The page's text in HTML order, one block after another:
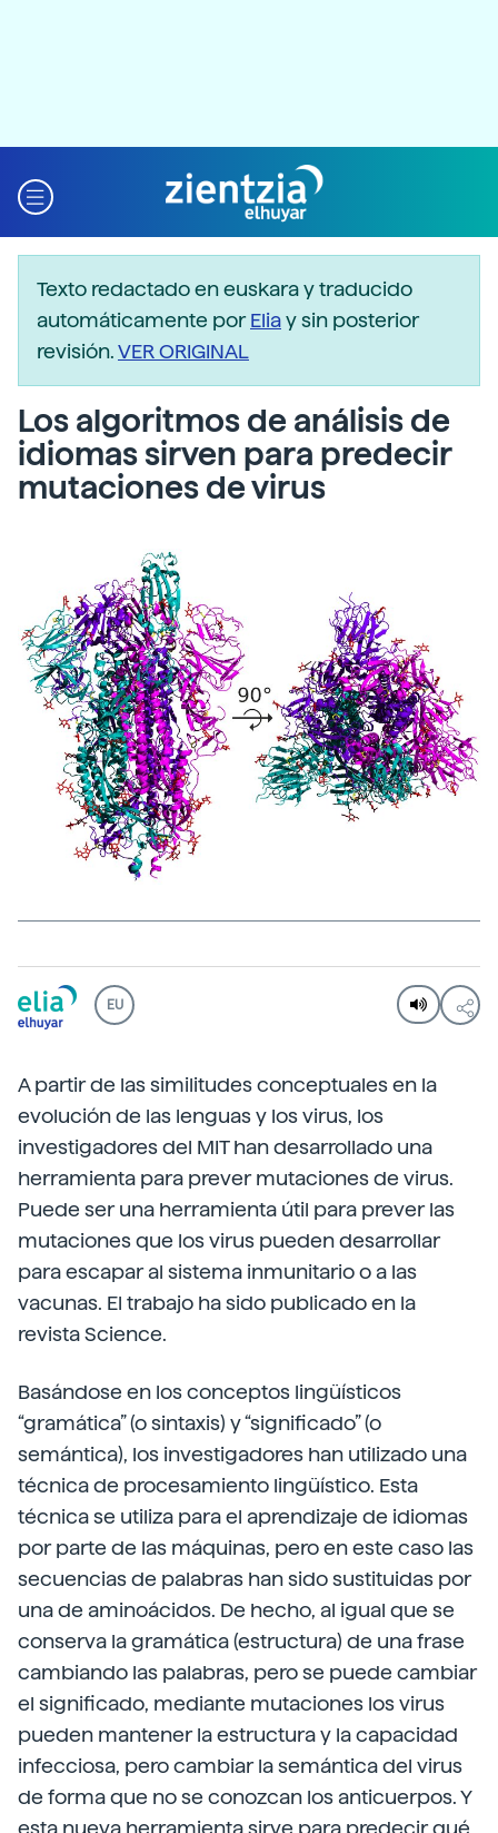
Texto redactado en euskara y traducido
automáticamente porEliay sin posterior
revisión.VER ORIGINAL
Los algoritmos de análisis de
idiomas sirven para predecir
mutaciones de virus
EU
A partir de las similitudes conceptuales en la
evolución de las lenguas y los virus, los
investigadores del MIT han desarrollado una
herramienta para prever mutaciones de virus.
Puede ser una herramienta útil para prever las
mutaciones que los virus pueden desarrollar
para escapar al sistema inmunitario o a las
vacunas. El trabajo ha sido publicado en la
revista Science.
Basándose en los conceptos lingüísticos
“gramática” (o sintaxis) y “significado” (o
semántica), los investigadores han utilizado una
técnica de procesamiento lingüístico. Esta
técnica se utiliza para el aprendizaje de idiomas
por parte de las máquinas, pero en este caso las
secuencias de palabras han sido sustituidas por
una de aminoácidos. De hecho, al igual que se
conserva la gramática (estructura) de una frase
cambiando las palabras, pero se puede cambiar
el significado, mediante mutaciones los virus
pueden mantener la estructura y la capacidad
infecciosa, pero cambiar la semántica del virus
de forma que no se conozcan los anticuerpos. Y
esta nueva herramienta sirve para predecir qué